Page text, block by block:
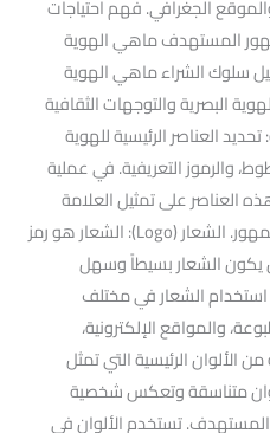
الجغرافي. فهم احتياجات
المستهدف ماهي الهوية
سلوك الشراء ماهي الهوية
البصرية والتوجهات الثقافية
العناصر الرئيسية للهوية
والرموز التعريفية. في عملية
العناصر على تمثيل العلامة
التجارية وتعزيز التعرف عليها بين الجمهور. الشعار (Logo): الشعار هو رمز
يكون الشعار بسيطاً وسهل
الشعار في مختلف
والمواقع الإلكترونية،
الألوان الرئيسية التي تمثل
متناسقة وتعكس شخصية
المستهدف. تستخدم الألوان في